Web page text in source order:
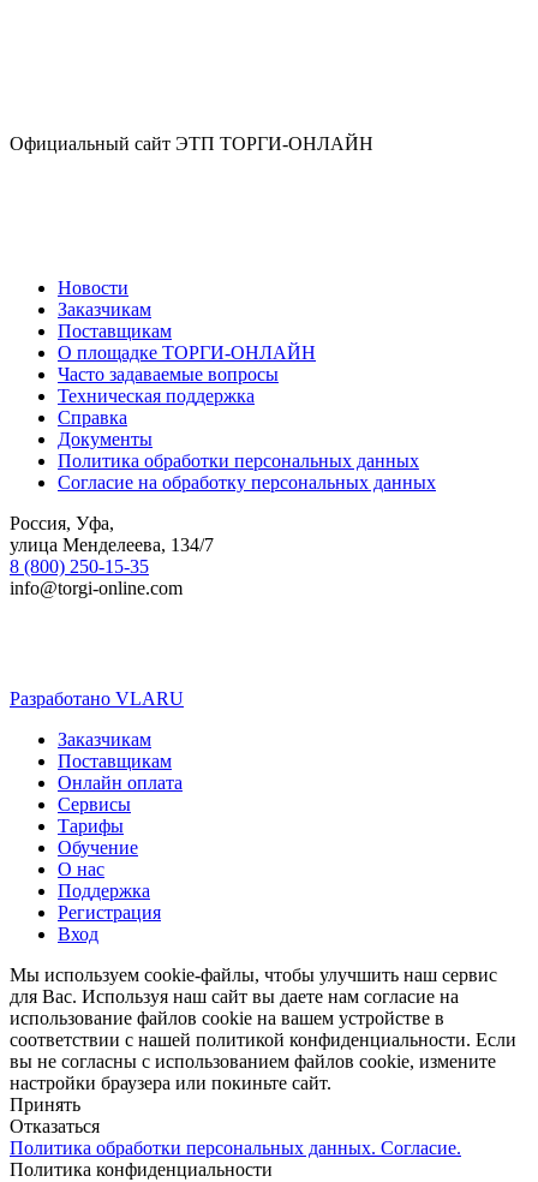
Официальный сайт ЭТП ТОРГИ-ОНЛАЙН
Новости
Заказчикам
Поставщикам
О площадке ТОРГИ-ОНЛАЙН
Часто задаваемые вопросы
Техническая поддержка
Справка
Документы
Политика обработки персональных данных
Согласие на обработку персональных данных
Россия, Уфа,
улица Менделеева, 134/7
8 (800) 250-15-35
info@torgi-online.com
Разработано VLARU
Close
Menu
Заказчикам
Поставщикам
Онлайн оплата
Сервисы
Тарифы
Обучение
О нас
Поддержка
Регистрация
Вход
Мы используем cookie-файлы, чтобы улучшить наш сервис
для Вас. Используя наш сайт вы даете нам согласие на
использование файлов cookie на вашем устройстве в
соответствии с нашей политикой конфиденциальности. Если
вы не согласны с использованием файлов cookie, измените
настройки браузера или покиньте сайт.
Принять
Отказаться
Политика обработки персональных данных. Согласие.
Политика конфиденциальности